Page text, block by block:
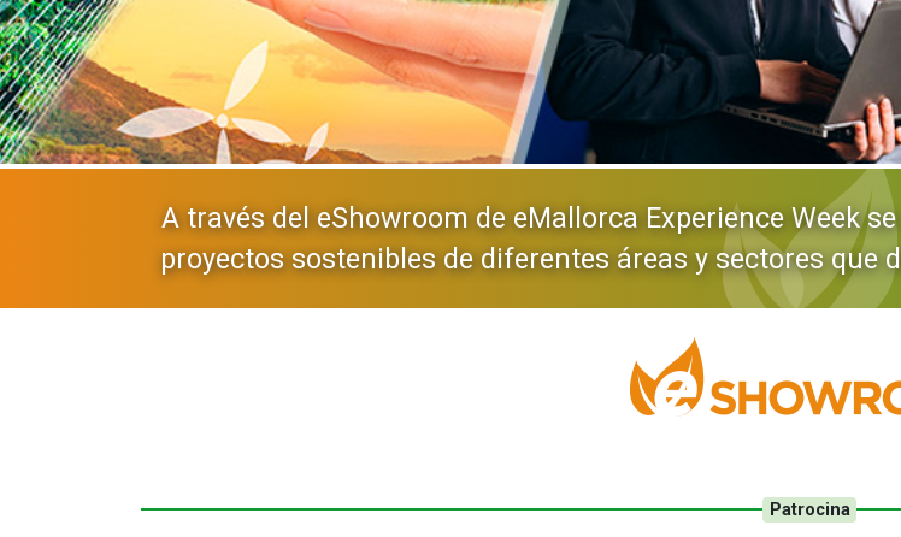
A través del eShowroom de eMallorca Experience Week
proyectos sostenibles de diferentes áreas y sectores
Patrocina